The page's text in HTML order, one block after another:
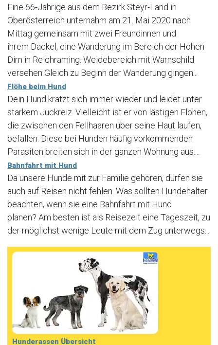
Eine 66-Jährige aus dem Bezirk Steyr-Land in
Oberösterreich unternahm am 21. Mai 2020 nach
Mittag gemeinsam mit zwei Freundinnen und
ihrem Dackel, eine Wanderung im Bereich der Hohen
Dirn in Reichraming. Weidebereich mit Warnschild
versehen Gleich zu Beginn der Wanderung gingen...
Flöhe beim Hund
Dein Hund kratzt sich immer wieder und leidet unter
starkem Juckreiz. Vielleicht ist er von lästigen Flöhen,
die zwischen den Fellhaaren über seine Haut laufen,
befallen. Diese bei Hunden häufig vorkommenden
Parasiten breiten sich in der ganzen Wohnung aus....
Bahnfahrt mit Hund
Da unsere Hunde mit zur Familie gehören, dürfen sie
auch auf Reisen nicht fehlen. Was sollten Hundehalter
beachten, wenn sie eine Bahnfahrt mit Hund
planen? Am besten ist als Reisezeit eine Tageszeit, zu
der möglichst wenige Leute mit dem Zug unterwegs...
Hunderassen Übersicht